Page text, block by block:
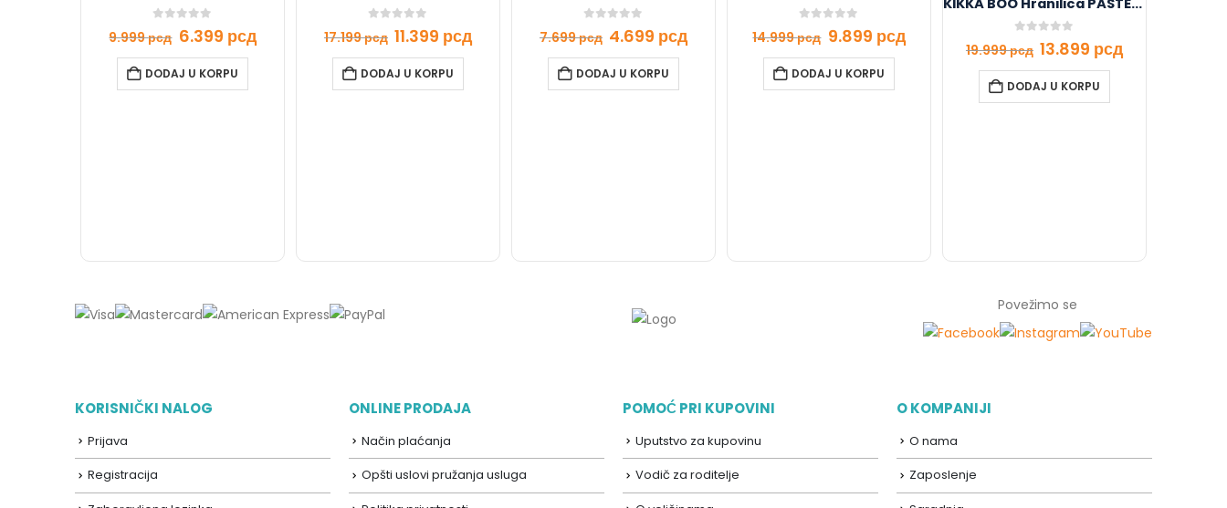
out of 5
9.999рсд 6.399 рсд
DODAJ U KORPU
out of 5
17.199рсд 11.399 рсд
DODAJ U KORPU
out of 5
7.699рсд 4.699 рсд
DODAJ U KORPU
out of 5
14.999рсд 9.899 рсд
DODAJ U KORPU
KIKKA BOO Hranilica PASTELLO 2 premium beige
out of 5
19.999рсд 13.899 рсд
DODAJ U KORPU
Povežimo se
KORISNIČKI NALOG
Prijava
Registracija
ONLINE PRODAJA
Način plaćanja
Opšti uslovi pružanja usluga
POMOĆ PRI KUPOVINI
Uputstvo za kupovinu
Vodič za roditelje
O KOMPANIJI
O nama
Zaposlenje